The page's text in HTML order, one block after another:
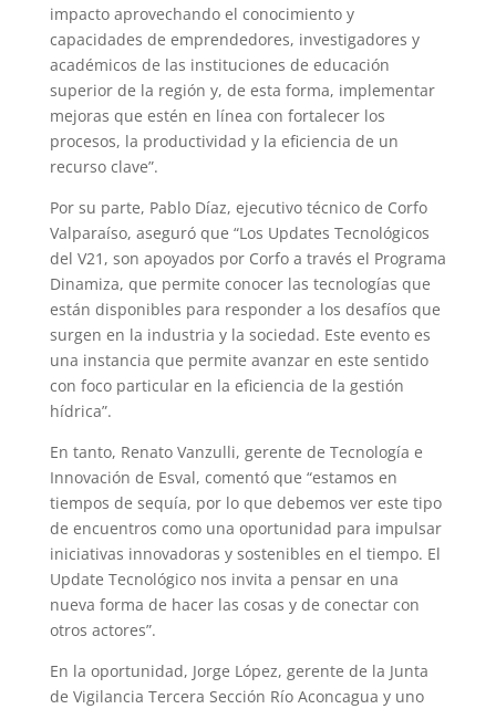
impacto aprovechando el conocimiento y
capacidades de emprendedores, investigadores y
académicos de las instituciones de educación
superior de la región y, de esta forma, implementar
mejoras que estén en línea con fortalecer los
procesos, la productividad y la eficiencia de un
recurso clave”.
Por su parte, Pablo Díaz, ejecutivo técnico de Corfo
Valparaíso, aseguró que “Los Updates Tecnológicos
del V21, son apoyados por Corfo a través el Programa
Dinamiza, que permite conocer las tecnologías que
están disponibles para responder a los desafíos que
surgen en la industria y la sociedad. Este evento es
una instancia que permite avanzar en este sentido
con foco particular en la eficiencia de la gestión
hídrica”.
En tanto, Renato Vanzulli, gerente de Tecnología e
Innovación de Esval, comentó que “estamos en
tiempos de sequía, por lo que debemos ver este tipo
de encuentros como una oportunidad para impulsar
iniciativas innovadoras y sostenibles en el tiempo. El
Update Tecnológico nos invita a pensar en una
nueva forma de hacer las cosas y de conectar con
otros actores”.
En la oportunidad, Jorge López, gerente de la Junta
de Vigilancia Tercera Sección Río Aconcagua y uno